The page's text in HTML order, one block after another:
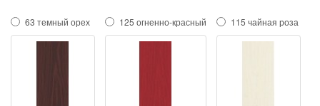
63 темный орех 125 огненно-красный 115 чайная роза